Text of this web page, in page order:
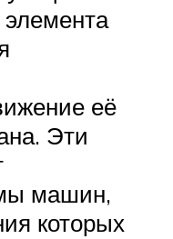
её
Эти
машин,
которых